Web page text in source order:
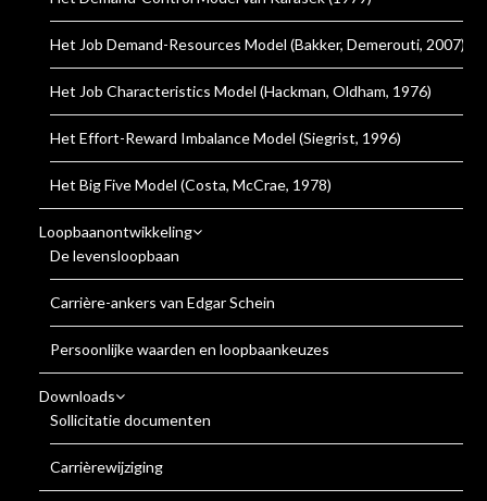
Het Job Demand-Resources Model (Bakker, Demerouti, 2007)
Het Job Characteristics Model (Hackman, Oldham, 1976)
Het Effort-Reward Imbalance Model (Siegrist, 1996)
Het Big Five Model (Costa, McCrae, 1978)
Loopbaanontwikkeling
De levensloopbaan
Carrière-ankers van Edgar Schein
Persoonlijke waarden en loopbaankeuzes
Downloads
Sollicitatie documenten
Carrièrewijziging